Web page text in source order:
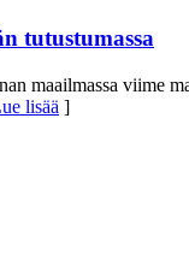
tutustumassa
maailmassa viime
lisää ]